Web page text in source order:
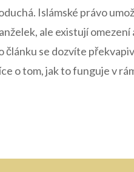
Islámské právo
ale existují omezení
článku se dozvíte
o tom, jak to funguje v